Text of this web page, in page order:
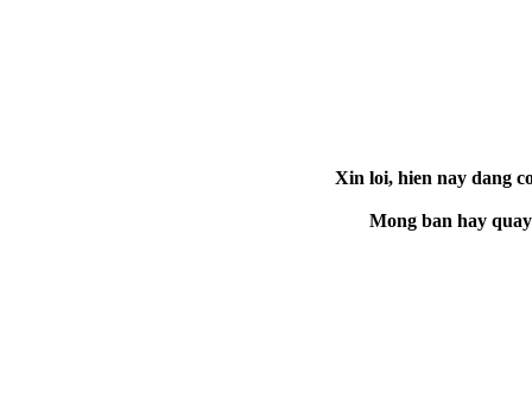
Xin loi, hien nay dang
Mong ban hay